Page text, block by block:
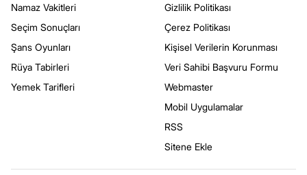
Namaz Vakitleri
Seçim Sonuçları
Şans Oyunları
Rüya Tabirleri
Yemek Tarifleri
Gizlilik Politikası
Çerez Politikası
Kişisel Verilerin Korunması
Veri Sahibi Başvuru Formu
Webmaster
Mobil Uygulamalar
RSS
Sitene Ekle